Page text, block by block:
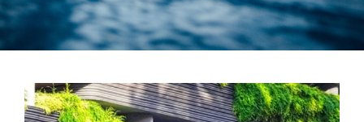
ΕΦΑΡΜΟΓΕΣ
ΕΝΔΕΙΚΤΙΚΑ ΕΡΓΑ
ΠΡΟΙΟΝΤΑ